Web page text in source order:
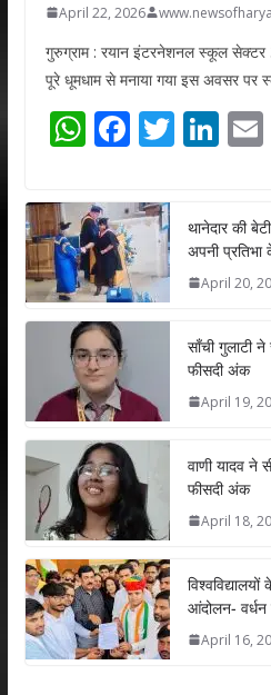
April 22, 2026
गुरुग्राम : रयान इंटरनेशनल स्कूल सेक्टर
पूरे धूमधाम से मनाया गया इस अवसर पर
W
at
s
A
p
p
F
e
b
o
o
T
er
Li
e
dI
l
थानेदार की
अपनी
April 20,
साँची गुलाटी
फीसदी अंक
April 19,
वाणी यादव ने
फीसदी अंक
April 18,
आंदोलन- वर्धन
April 16,